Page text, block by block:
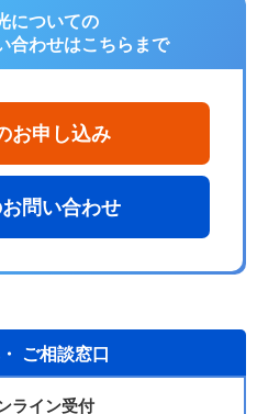
についての
合わせはこちらまで
お申し込み
問い合わせ
ご相談窓口
ライン受付